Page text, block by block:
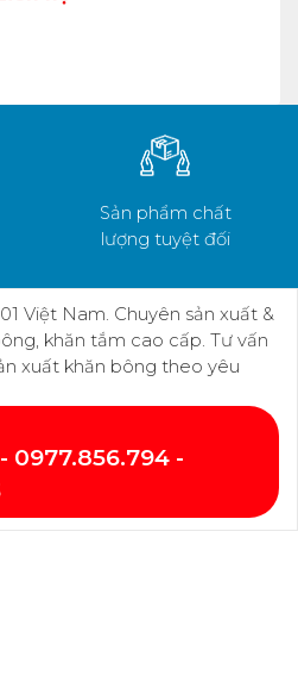
Sản phẩm chất
lượng tuyệt đối
Việt Nam. Chuyên sản xuất &
khăn tắm cao cấp. Tư vấn
xuất khăn bông theo yêu
0977.856.794 -